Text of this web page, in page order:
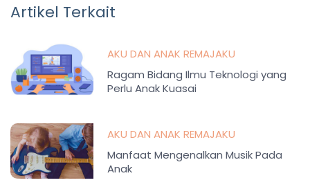
Artikel Terkait
AKU DAN ANAK REMAJAKU
Ragam Bidang Ilmu Teknologi yang
Perlu Anak Kuasai
AKU DAN ANAK REMAJAKU
Manfaat Mengenalkan Musik Pada
Anak